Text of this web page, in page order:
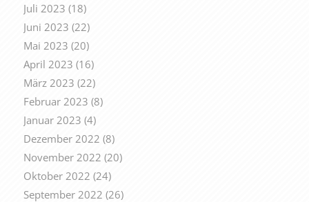
Juli 2023 (18)
Juni 2023 (22)
Mai 2023 (20)
April 2023 (16)
März 2023 (22)
Februar 2023 (8)
Januar 2023 (4)
Dezember 2022 (8)
November 2022 (20)
Oktober 2022 (24)
September 2022 (26)